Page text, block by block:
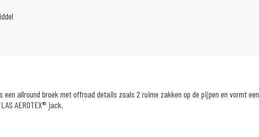
een allround broek met offroad details zoals 2 ruime zakken op de pijpen en vormt een
AEROTEX® jack.